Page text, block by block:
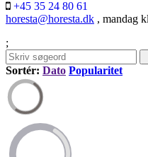
+45 35 24 80 61
horesta@horesta.dk , mandag
;
Sortér: Dato Popularitet